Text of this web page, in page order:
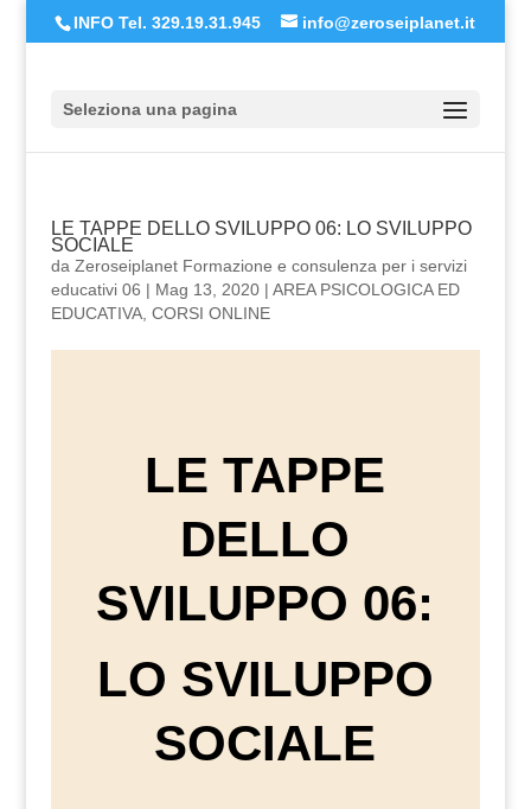
INFO Tel. 329.19.31.945 info@zeroseiplanet.it
Seleziona una pagina
LE TAPPE DELLO SVILUPPO 06: LO SVILUPPO
SOCIALE
da Zeroseiplanet Formazione e consulenza per i servizi
educativi 06 | Mag 13, 2020| AREA PSICOLOGICA ED
EDUCATIVA, CORSI ONLINE
LE TAPPE
DELLO
SVILUPPO 06:
LO SVILUPPO
SOCIALE